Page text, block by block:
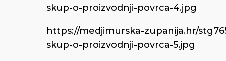
skup-o-proizvodnji-povrca-4.jpg
https://medjimurska-zupanija.hr/
skup-o-proizvodnji-povrca-5.jpg